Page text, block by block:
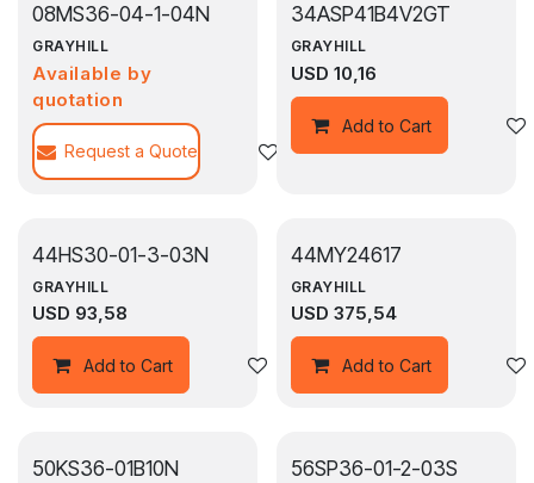
08MS36-04-1-04N
GRAYHILL
Available by
quotation
Request a Quote Agregar a la lista de deseos
34ASP41B4V2GT
GRAYHILL
USD 10,16
Add to Cart
44HS30-01-3-03N
GRAYHILL
USD 93,58
Add to Cart Agregar a la lista de deseos
44MY24617
GRAYHILL
USD 375,54
Add to Cart
50KS36-01B10N 56SP36-01-2-03S